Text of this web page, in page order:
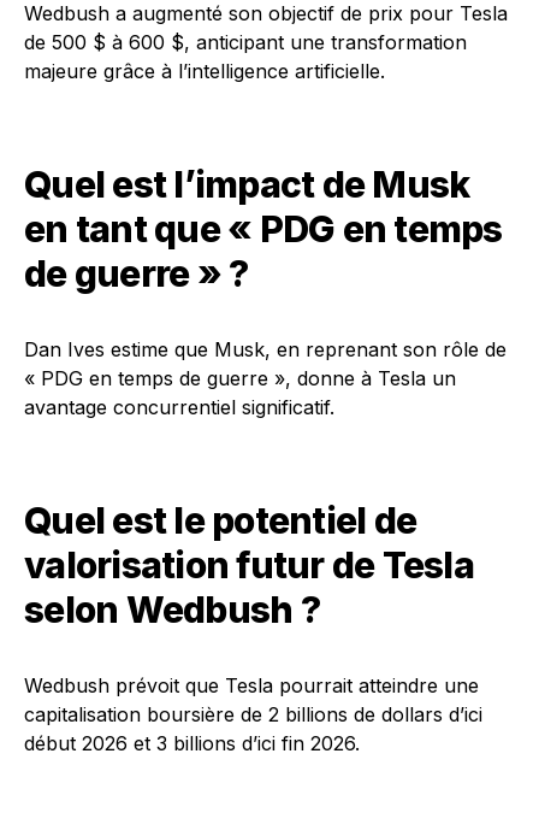
Wedbush a augmenté son objectif de prix pour Tesla
de 500 $ à 600 $, anticipant une transformation
majeure grâce à l’intelligence artificielle.
Quel est l’impact de Musk
en tant que « PDG en temps
de guerre » ?
Dan Ives estime que Musk, en reprenant son rôle de
« PDG en temps de guerre », donne à Tesla un
avantage concurrentiel significatif.
Quel est le potentiel de
valorisation futur de Tesla
selon Wedbush ?
Wedbush prévoit que Tesla pourrait atteindre une
capitalisation boursière de 2 billions de dollars d’ici
début 2026 et 3 billions d’ici fin 2026.